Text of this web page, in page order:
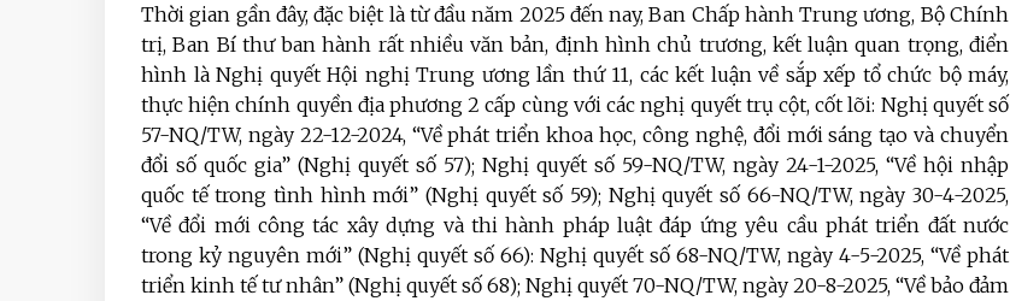
Thời gian gần đây, đặc biệt là từ đầu năm 2025 đến nay, Ban Chấp hành Trung ương, Bộ Chính
trị, Ban Bí thư ban hành rất nhiều văn bản, định hình chủ trương, kết luận quan trọng, điển
hình là Nghị quyết Hội nghị Trung ương lần thứ 11, các kết luận về sắp xếp tổ chức bộ máy,
thực hiện chính quyền địa phương 2 cấp cùng với các nghị quyết trụ cột, cốt lõi: Nghị quyết số
57-NQ/TW, ngày 22-12-2024, “Về phát triển khoa học, công nghệ, đổi mới sáng tạo và chuyển
đổi số quốc gia” (Nghị quyết số 57); Nghị quyết số 59-NQ/TW, ngày 24-1-2025, “Về hội nhập
quốc tế trong tình hình mới” (Nghị quyết số 59); Nghị quyết số 66-NQ/TW, ngày 30-4-2025,
“Về đổi mới công tác xây dựng và thi hành pháp luật đáp ứng yêu cầu phát triển đất nước
trong kỷ nguyên mới” (Nghị quyết số 66): Nghị quyết số 68-NQ/TW, ngày 4-5-2025, “Về phát
triển kinh tế tư nhân” (Nghị quyết số 68); Nghị quyết 70-NQ/TW, ngày 20-8-2025, “Về bảo đảm